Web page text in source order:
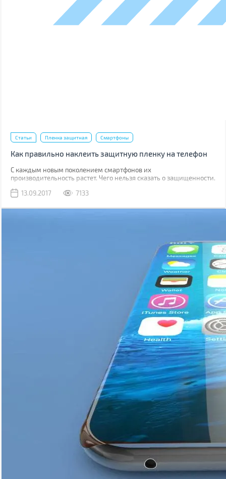
Статьи Пленка защитная Смартфоны
Как правильно наклеить защитную пленку на телефон
С каждым новым поколением смартфонов их
производительность растет. Чего нельзя сказать о защищенности.
водонепроницаемость, но все также уязвимы к механическим
13.09.2017 7133